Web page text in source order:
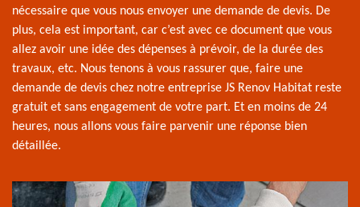
nécessaire que vous nous envoyer une demande de devis. De
plus, cela est important, car c’est avec ce document que vous
allez avoir une idée des dépenses à prévoir, de la durée des
travaux, etc. Nous tenons à vous rassurer que, faire une
demande de devis chez notre entreprise JS Renov Habitat reste
gratuit et sans engagement de votre part. Et en moins de 24
heures, nous allons vous faire parvenir une réponse bien
détaillée.